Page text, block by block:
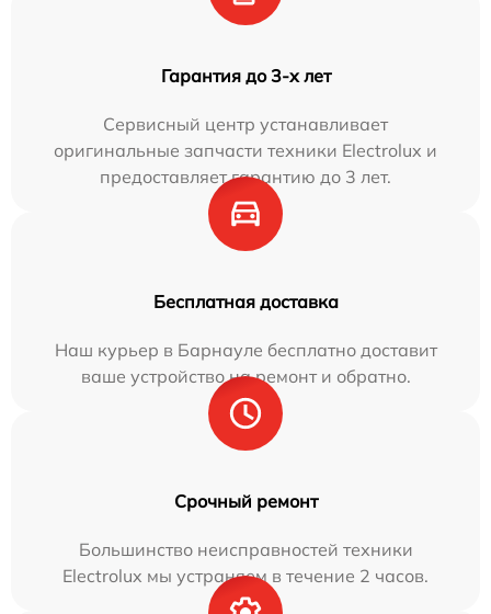
Гарантия до 3-х лет
Сервисный центр устанавливает
оригинальные запчасти техники Electrolux и
предоставляет гарантию до 3 лет.
Бесплатная доставка
Наш курьер в Барнауле бесплатно доставит
ваше устройство на ремонт и обратно.
Срочный ремонт
Большинство неисправностей техники
Electrolux мы устраняем в течение 2 часов.